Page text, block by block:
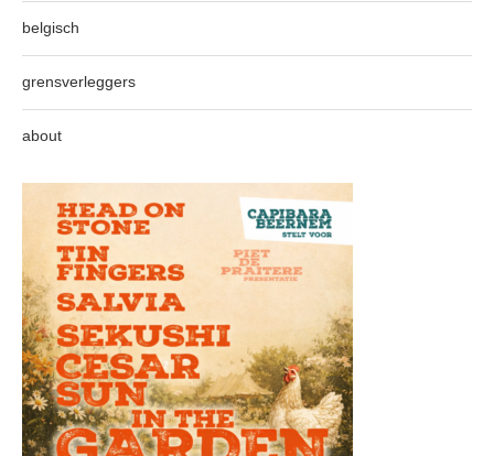
belgisch
grensverleggers
about